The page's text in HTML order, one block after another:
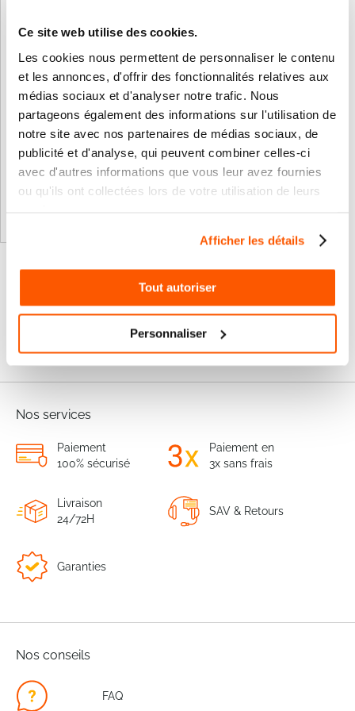
Ce site web utilise des cookies.
Les cookies nous permettent de personnaliser le contenu
et les annonces, d'offrir des fonctionnalités relatives aux
médias sociaux et d'analyser notre trafic. Nous
partageons également des informations sur l'utilisation de
notre site avec nos partenaires de médias sociaux, de
publicité et d'analyse, qui peuvent combiner celles-ci
avec d'autres informations que vous leur avez fournies
ou qu'ils ont collectées lors de votre utilisation de leurs
Afficher les détails
Tout autoriser
Personnaliser
F210 NICE FA1
22,12 €
18,43 €
Nos services
Paiement
100% sécurisé
Paiement en
3x sans frais
Livraison
24/72H
SAV & Retours
Garanties
Nos conseils
FAQ